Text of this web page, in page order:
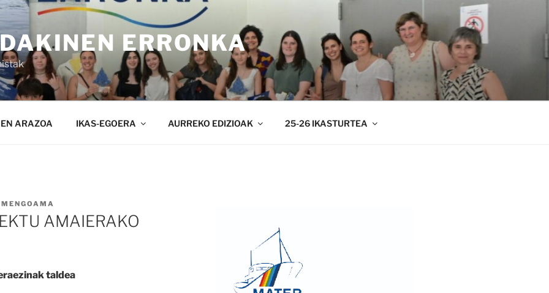
ERRONKA
ARAZOA IKAS-EGOERA AURREKO EDIZIOAK 25-26 IKASTURTEA
AMAIERAKO
taldea